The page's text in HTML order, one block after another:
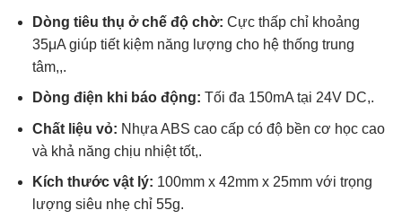
Dòng tiêu thụ ở chế độ chờ: Cực thấp chỉ khoảng
35μA giúp tiết kiệm năng lượng cho hệ thống trung
tâm,,.
Dòng điện khi báo động: Tối đa 150mA tại 24V DC,.
Chất liệu vỏ: Nhựa ABS cao cấp có độ bền cơ học cao
và khả năng chịu nhiệt tốt,.
Kích thước vật lý: 100mm x 42mm x 25mm với trọng
lượng siêu nhẹ chỉ 55g.